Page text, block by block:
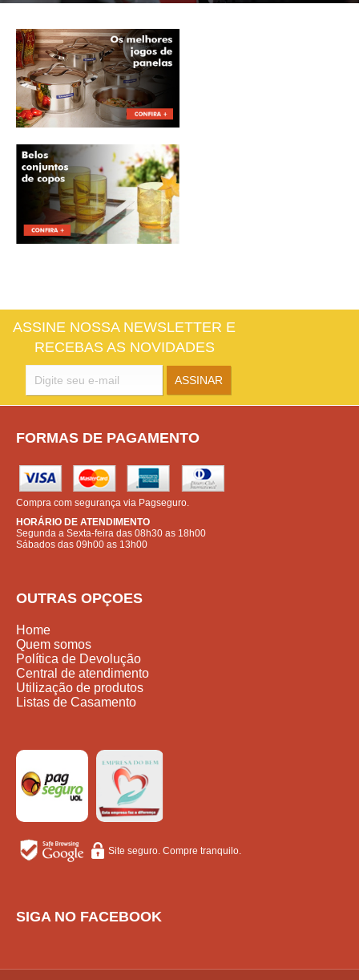
ASSINE NOSSA NEWSLETTER E
RECEBAS AS NOVIDADES
FORMAS DE PAGAMENTO
Compra com segurança via Pagseguro.
HORÁRIO DE ATENDIMENTO
Segunda a Sexta-feira das 08h30 as 18h00
Sábados das 09h00 as 13h00
OUTRAS OPÇOES
Home
Quem somos
Política de Devolução
Central de atendimento
Utilização de produtos
Listas de Casamento
Site seguro. Compre tranquilo.
SIGA NO FACEBOOK